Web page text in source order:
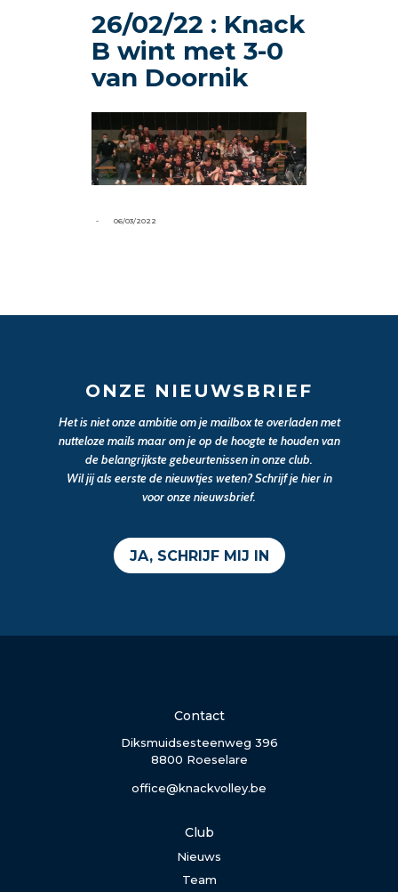
26/02/22 : Knack
B wint met 3-0
van Doornik
- 06/03/2022
ONZE NIEUWSBRIEF
Het is niet onze ambitie om je mailbox te overladen met
nutteloze mails maar om je op de hoogte te houden van
de belangrijkste gebeurtenissen in onze club.
Wil jij als eerste de nieuwtjes weten? Schrijf je hier in
voor onze nieuwsbrief.
JA, SCHRIJF MIJ IN
Contact
Diksmuidsesteenweg 396
8800 Roeselare
office@knackvolley.be
Club
Nieuws
Team